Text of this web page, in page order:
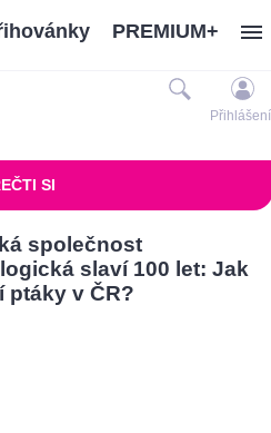
PREMIUM+
Přihlášení
SI